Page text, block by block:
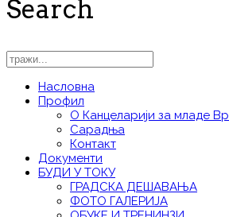
Search
Насловна
Профил
О Канцеларији за младе
Сарадња
Контакт
Документи
БУДИ У ТОКУ
ГРАДСКА ДЕШАВАЊА
ФОТО ГАЛЕРИЈА